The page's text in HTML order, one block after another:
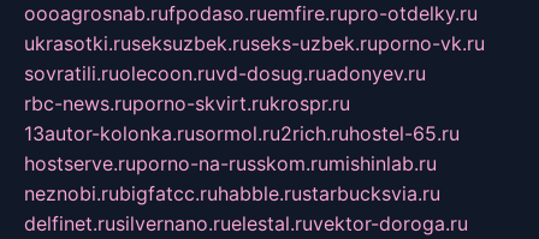
oooagrosnab.rufpodaso.ruemfire.rupro-otdelky.ru
ukrasotki.ruseksuzbek.ruseks-uzbek.ruporno-vk.ru
sovratili.ruolecoon.ruvd-dosug.ruadonyev.ru
rbc-news.ruporno-skvirt.rukrospr.ru
13autor-kolonka.rusormol.ru2rich.ruhostel-65.ru
hostserve.ruporno-na-russkom.rumishinlab.ru
neznobi.rubigfatcc.ruhabble.rustarbucksvia.ru
delfinet.rusilvernano.ruelestal.ruvektor-doroga.ru